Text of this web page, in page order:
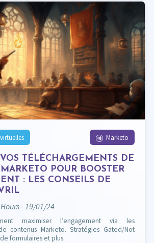
Marketo
TÉLÉCHARGEMENTS DE
POUR BOOSTER
: LES CONSEILS DE
- 19/01/24
maximiser l’engagement via les
contenus Marketo. Stratégies Gated/Not
formulaires et plus.